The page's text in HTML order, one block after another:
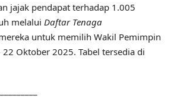
jajak pendapat terhadap 1.005
melalui Daftar Tenaga
untuk memilih Wakil Pemimpin
Oktober 2025. Tabel tersedia di